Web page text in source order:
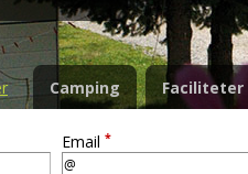
Camping Faciliteter
Email *